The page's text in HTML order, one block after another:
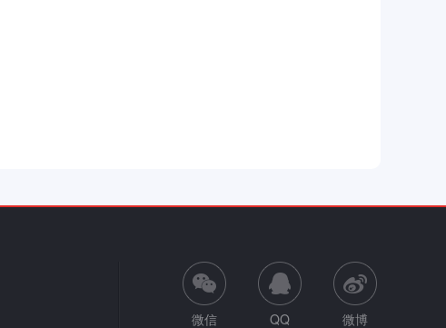
微信 QQ 微博